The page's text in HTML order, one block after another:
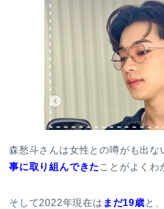
森愁斗さんは女性との噂がも出な
事に取り組んできた ことがよくわ
そして2022年現在は まだ19歳と